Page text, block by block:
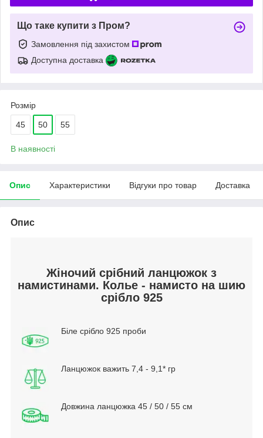
Що таке купити з Пром?
Замовлення під захистом
Доступна доставка
Розмір
45 50 55
В наявності
Опис Характеристики Відгуки про товар Доставка
Опис
Жіночий срібний ланцюжок з
намистинами. Колье - намисто на шию
срібло 925
Біле срібло 925 проби
Ланцюжок важить 7,4 - 9,1* гр
Довжина ланцюжка 45 / 50 / 55 см